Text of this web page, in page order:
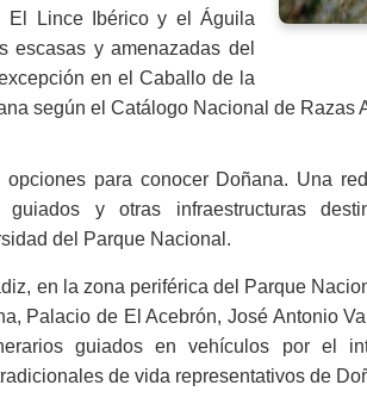
El Lince Ibérico y el Águila
escasas y amenazadas del
en el Caballo de la
según el Catálogo Nacional de Razas
para conocer Doñana. Una
guiados y otras infraestructuras
del Parque Nacional.
en la zona periférica del Parque
Palacio de El Acebrón, José Antonio
guiados en vehículos por el
de vida representativos de